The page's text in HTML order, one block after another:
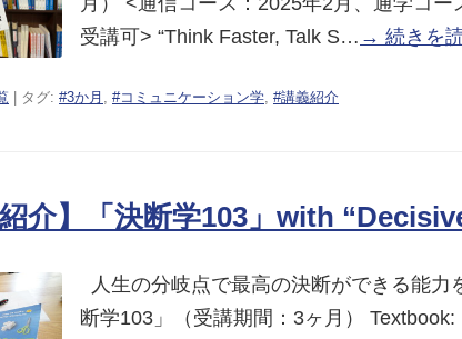
受講可> “Think Faster, Talk S… → 続きを
| タグ: #3か月 , #コミュニケーション学, #講義紹介
紹介】「決断学103」with
人生の分岐点で最高の決断ができる能力
断学103」（受講期間：3ヶ月）